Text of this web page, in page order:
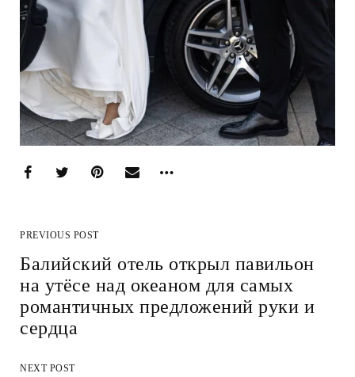
PREVIOUS POST
Балийский отель открыл павильон
на утёсе над океаном для самых
романтичных предложений руки и
сердца
NEXT POST